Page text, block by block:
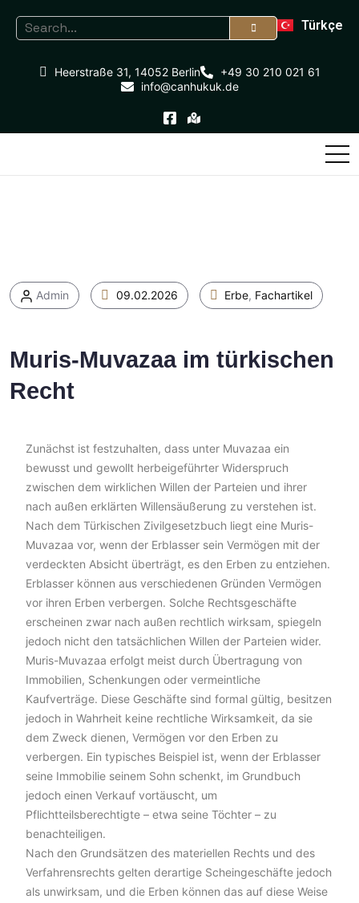
Türkçe
+49 30 210 021 61
Heerstraße 31, 14052 Berlin
info@canhukuk.de
Admin 09.02.2026 Erbe, Fachartikel
Muris-Muvazaa im türkischen
Recht
Zunächst ist festzuhalten, dass unter Muvazaa ein
bewusst und gewollt herbeigeführter Widerspruch
zwischen dem wirklichen Willen der Parteien und ihrer
nach außen erklärten Willensäußerung zu verstehen ist.
Nach dem Türkischen Zivilgesetzbuch liegt eine Muris-
Muvazaa vor, wenn der Erblasser sein Vermögen mit der
verdeckten Absicht überträgt, es den Erben zu entziehen.
Erblasser können aus verschiedenen Gründen Vermögen
vor ihren Erben verbergen. Solche Rechtsgeschäfte
erscheinen zwar nach außen rechtlich wirksam, spiegeln
jedoch nicht den tatsächlichen Willen der Parteien wider.
Muris-Muvazaa erfolgt meist durch Übertragung von
Immobilien, Schenkungen oder vermeintliche
Kaufverträge. Diese Geschäfte sind formal gültig, besitzen
jedoch in Wahrheit keine rechtliche Wirksamkeit, da sie
dem Zweck dienen, Vermögen vor den Erben zu
verbergen. Ein typisches Beispiel ist, wenn der Erblasser
seine Immobilie seinem Sohn schenkt, im Grundbuch
jedoch einen Verkauf vortäuscht, um
Pflichtteilsberechtigte – etwa seine Töchter – zu
benachteiligen.
Nach den Grundsätzen des materiellen Rechts und des
Verfahrensrechts gelten derartige Scheingeschäfte jedoch
als unwirksam, und die Erben können das auf diese Weise